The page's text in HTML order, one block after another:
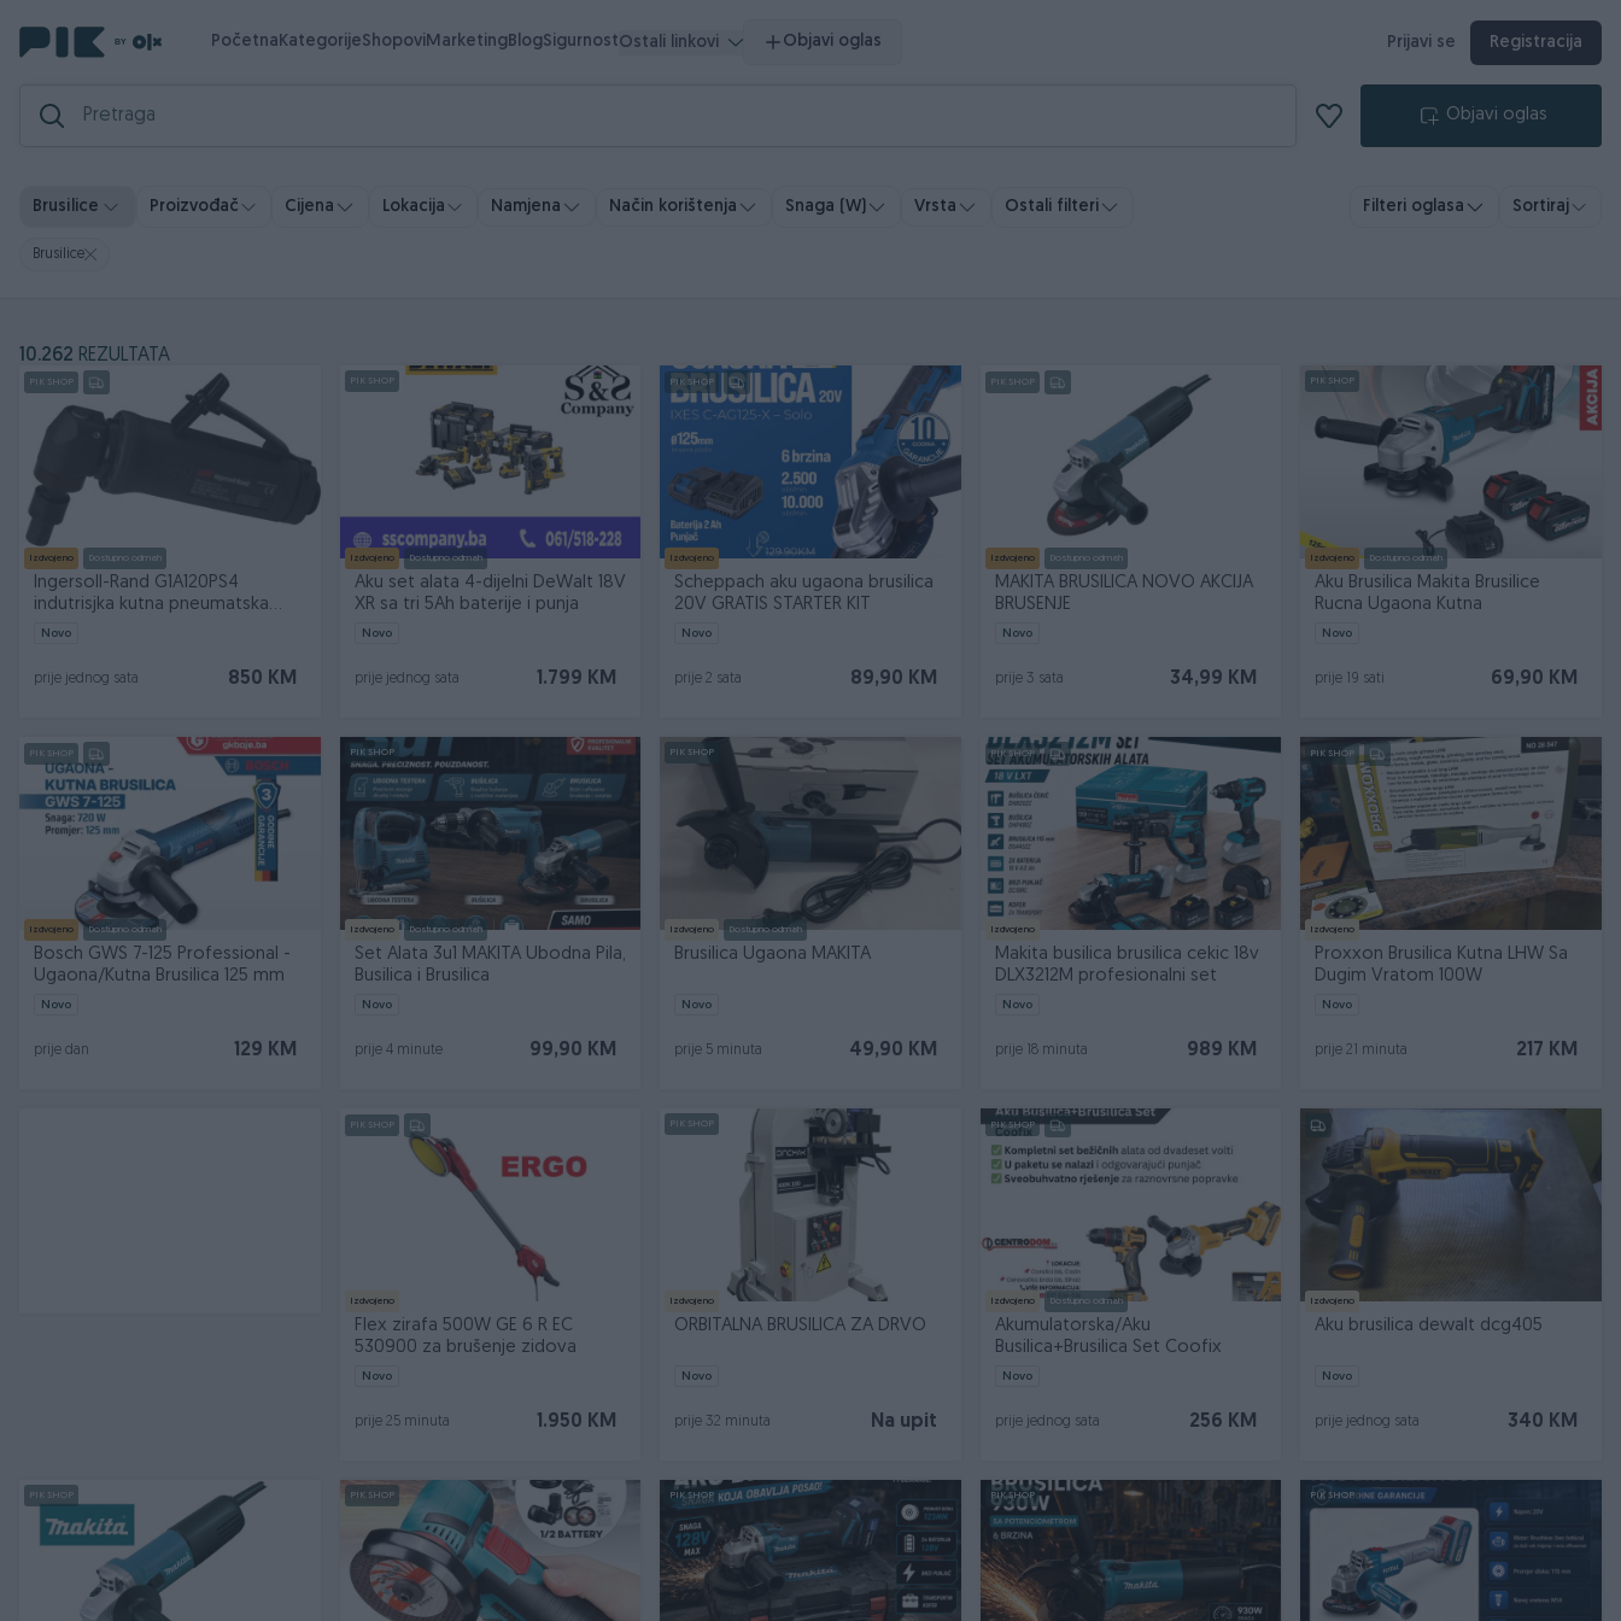
PočetnaKategorijeShopoviMarketingBlogSigurnostOstali linkovi Objavi oglas Prijavi se Registracija
Objavi oglas
Brusilice Proizvođač Cijena Lokacija Namjena Način korištenja Snaga (W) Vrsta Ostali filteri Filteri oglasa Sortiraj
Brusilice
10.262 REZULTATA
PIK SHOP
Izdvojeno Dostupno odmah
Ingersoll-Rand G1A120PS4
indutrisjka kutna pneumatska
brusilica
Novo
850 KM
prije jednog sata
PIK SHOP
Izdvojeno Dostupno odmah
Aku set alata 4-dijelni DeWalt 18V
XR sa tri 5Ah baterije i punja
Novo
1.799 KM
prije jednog sata
PIK SHOP
Izdvojeno
Scheppach aku ugaona brusilica
20V GRATIS STARTER KIT
Novo
89,90 KM
prije 2 sata
PIK SHOP
Izdvojeno Dostupno odmah
MAKITA BRUSILICA NOVO AKCIJA
BRUSENJE
Novo
34,99 KM
prije 3 sata
PIK SHOP
Izdvojeno Dostupno odmah
Aku Brusilica Makita Brusilice
Rucna Ugaona Kutna
Novo
69,90 KM
prije 19 sati
PIK SHOP
Izdvojeno Dostupno odmah
Bosch GWS 7-125 Professional -
Ugaona/Kutna Brusilica 125 mm
Novo
129 KM
prije dan
PIK SHOP
Izdvojeno Dostupno odmah
Set Alata 3u1 MAKITA Ubodna Pila,
Busilica i Brusilica
Novo
99,90 KM
prije 4 minute
PIK SHOP
Izdvojeno Dostupno odmah
Brusilica Ugaona MAKITA
Novo
49,90 KM
prije 5 minuta
PIK SHOP
Izdvojeno
Makita busilica brusilica cekic 18v
DLX3212M profesionalni set
Novo
989 KM
prije 18 minuta
PIK SHOP
Izdvojeno
Proxxon Brusilica Kutna LHW Sa
Dugim Vratom 100W
Novo
217 KM
prije 21 minuta
PIK SHOP
Izdvojeno
Flex zirafa 500W GE 6 R EC
530900 za brušenje zidova
Novo
1.950 KM
prije 25 minuta
PIK SHOP
Izdvojeno
ORBITALNA BRUSILICA ZA DRVO
Novo
Na upit
prije 32 minuta
PIK SHOP
Izdvojeno Dostupno odmah
Akumulatorska/Aku
Busilica+Brusilica Set Coofix
Novo
256 KM
prije jednog sata
Izdvojeno
Aku brusilica dewalt dcg405
Novo
340 KM
prije jednog sata
PIK SHOP PIK SHOP PIK SHOP PIK SHOP PIK SHOP